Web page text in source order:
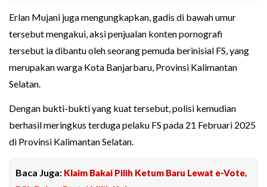
Erlan Mujani juga mengungkapkan, gadis di bawah umur
tersebut mengakui, aksi penjualan konten pornografi
tersebut ia dibantu oleh seorang pemuda berinisial FS, yang
merupakan warga Kota Banjarbaru, Provinsi Kalimantan
Selatan.
Dengan bukti-bukti yang kuat tersebut, polisi kemudian
berhasil meringkus terduga pelaku FS pada 21 Februari 2025
di Provinsi Kalimantan Selatan.
Baca Juga: Klaim Bakai Pilih Ketum Baru Lewat e-Vote,